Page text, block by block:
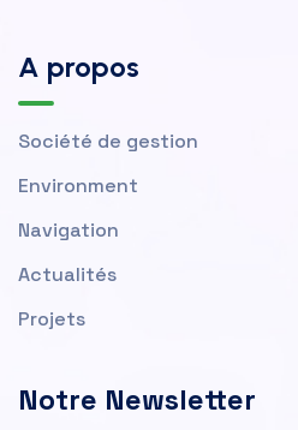
A propos
Société de gestion
Environment
Navigation
Actualités
Projets
Notre Newsletter